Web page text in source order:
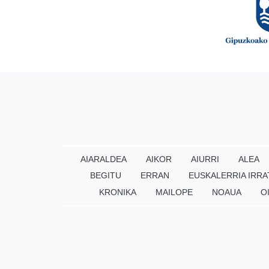
AIARALDEA AIKOR AIURRI ALEA
BEGITU
ERRAN EUSKALERRIA
KRONIKA
MAILOPE NOAUA